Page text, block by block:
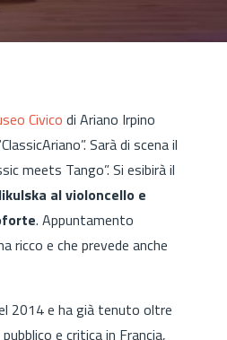
Civico di Ariano Irpino
Sarà di scena il
meets Tango”. Si esibirà il
al violoncello e
. Appuntamento
ricco e che prevede anche
2014 e ha già tenuto oltre
e critica in Francia,